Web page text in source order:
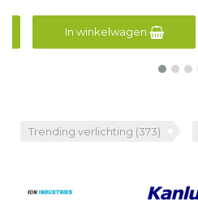
In winkelwagen
Trending verlichting (373)